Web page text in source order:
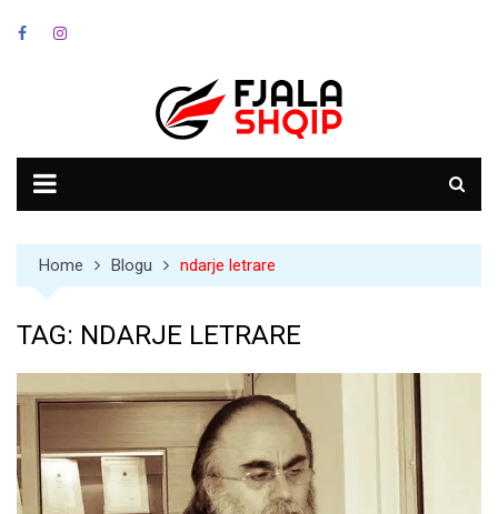
Home Blogu ndarje letrare
TAG: NDARJE LETRARE